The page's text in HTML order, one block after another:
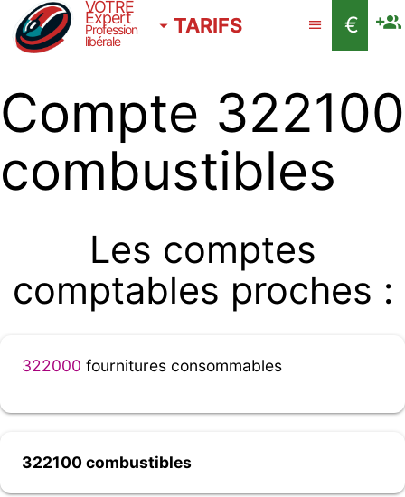
VOTRE
Expert
Profession
libérale
TARIFS €
Compte 322100
combustibles
Les comptes
comptables proches :
322000 fournitures consommables
322100 combustibles